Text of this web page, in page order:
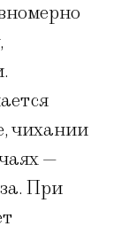
чихании
—
При